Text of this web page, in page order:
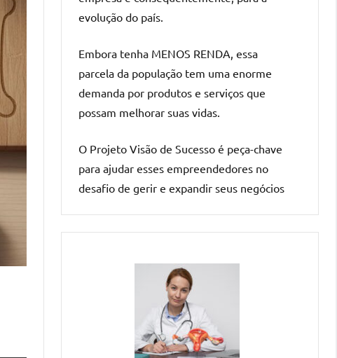
evolução do país.
Embora tenha MENOS RENDA, essa
parcela da população tem uma enorme
demanda por produtos e serviços que
possam melhorar suas vidas.
O Projeto Visão de Sucesso é peça-chave
para ajudar esses empreendedores no
desafio de gerir e expandir seus negócios